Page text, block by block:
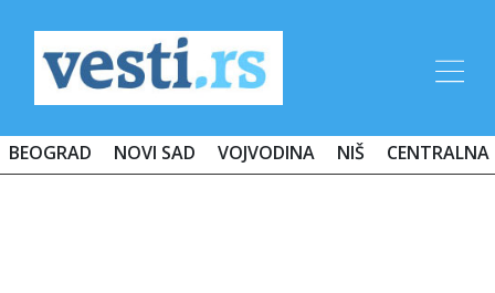
BEOGRAD NOVI SAD VOJVODINA NIŠ CENTRALNA